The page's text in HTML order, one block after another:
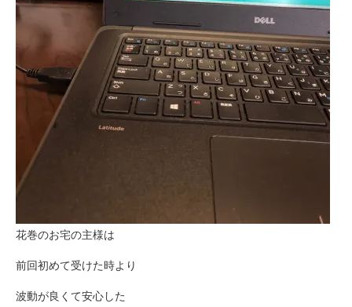
花巻のお宅の主様は
前回初めて受けた時より
波動が良くて安心した